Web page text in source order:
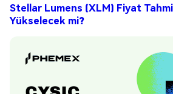
Stellar Lumens (XLM) Fiyat
Yükselecek mi?